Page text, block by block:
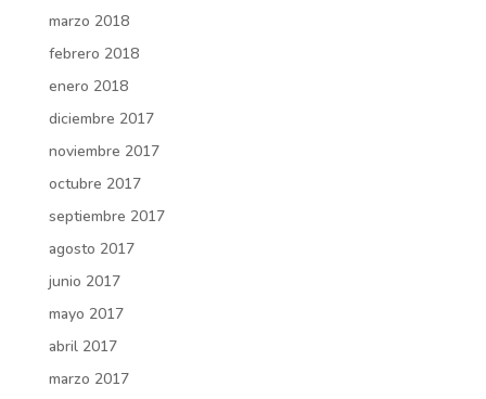
marzo 2018
febrero 2018
enero 2018
diciembre 2017
noviembre 2017
octubre 2017
septiembre 2017
agosto 2017
junio 2017
mayo 2017
abril 2017
marzo 2017